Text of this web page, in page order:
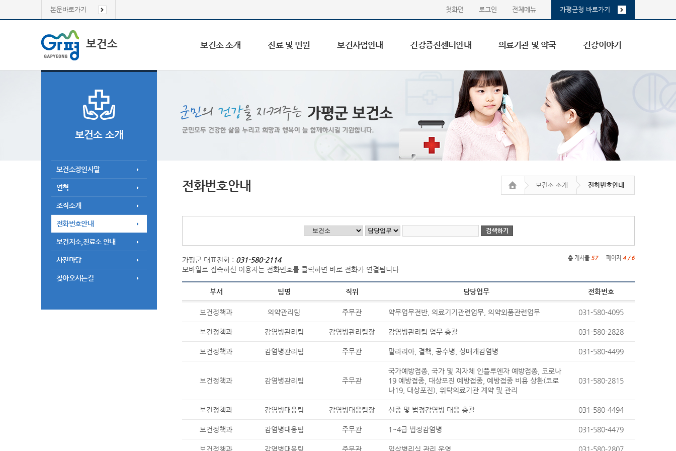
본문바로가기 첫화면 로그인 전체메뉴 가평군청 바로가기
보건소 보건소 소개 진료 및 민원 보건사업안내 건강증진센터안내 의료기관 및 약국 건강이야기
보건소 소개
보건소장인사말
연혁
조직소개
전화번호안내
보건지소,진료소 안내
사진마당
찾아오시는길
전화번호안내 보건소 소개 전화번호안내
가평군 대표전화 : 031-580-2114
모바일로 접속하신 이용자는 전화번호를 클릭하면 바로 전화가 연결됩니다
총 게시물 57 페이지 4 / 6
부서 팀명 직위 담당업무 전화번호
보건정책과 의약관리팀 주무관 약무업무전반, 의료기기관련업무, 의약외품관련업무 031-580-4095
보건정책과 감염병관리팀 감염병관리팀장 감염병관리팀 업무 총괄 031-580-2828
보건정책과 감염병관리팀 주무관 말라리아, 결핵, 공수병, 성매개감염병 031-580-4499
보건정책과 감염병관리팀 주무관
국가예방접종, 국가 및 지자체 인플루엔자 예방접종, 코로나
19 예방접종, 대상포진 예방접종, 예방접종 비용 상환(코로
나19, 대상포진), 위탁의료기관 계약 및 관리
031-580-2815
보건정책과 감염병대응팀 감염병대응팀장 신종 및 법정감염병 대응 총괄 031-580-4494
보건정책과 감염병대응팀 주무관 1~4급 법정감염병 031-580-4479
보건정책과 감염병대응팀 주무관 임상병리실 관리 운영 031-580-2807